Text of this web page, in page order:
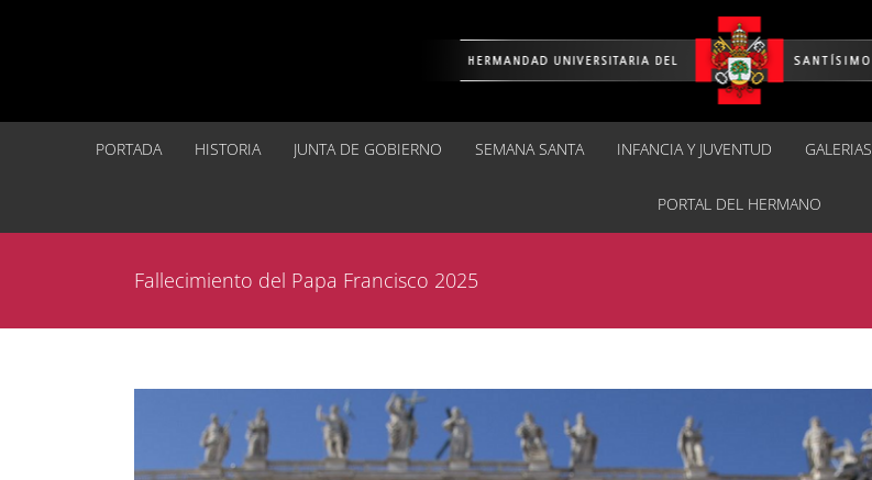
PORTADA HISTORIA JUNTA DE GOBIERNO SEMANA SANTA INFANCIA Y JUVENTUD GALERIAS
PORTAL DEL HERMANO
Fallecimiento del Papa Francisco 2025
grande